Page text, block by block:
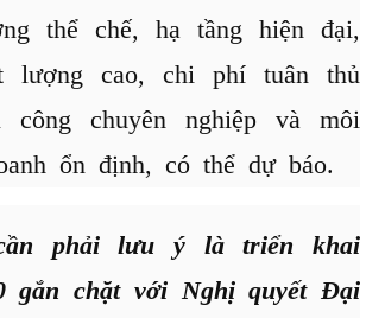
thể chế, hạ tầng hiện đại,
lượng cao, chi phí tuân thủ
công chuyên nghiệp và môi
ổn định, có thể dự báo.
phải lưu ý là triển khai
gắn chặt với Nghị quyết Đại